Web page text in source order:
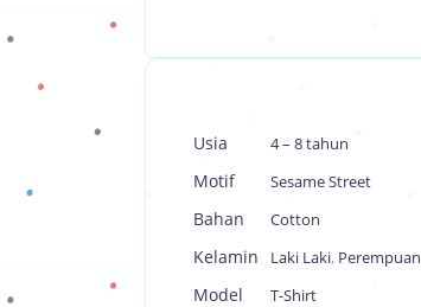
Usia 4 – 8 tahun
Motif Sesame Street
Bahan Cotton
Kelamin Laki Laki, Perempuan
Model T-Shirt